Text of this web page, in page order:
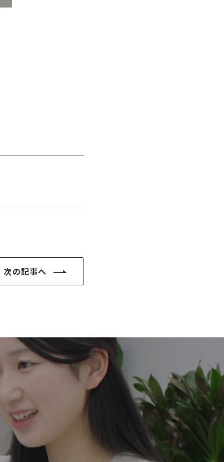
次の記事へ